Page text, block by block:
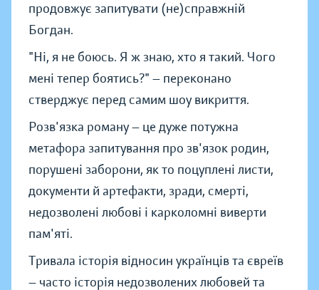
продовжує запитувати (не)справжній
Богдан.
"Ні, я не боюсь. Я ж знаю, хто я такий. Чого
мені тепер боятись?" — переконано
стверджує перед самим шоу викриття.
Розв'язка роману — це дуже потужна
метафора запитування про зв'язок родин,
порушені заборони, як то поцуплені листи,
документи й артефакти, зради, смерті,
недозволені любові і карколомні виверти
пам'яті.
Тривала історія відносин українців та євреїв
— часто історія недозволених любовей та